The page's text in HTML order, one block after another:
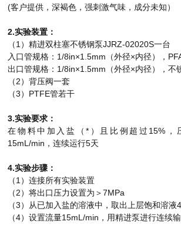
(客户提供，深褐色，强刺激气味，成分未知）
2.实验装置：
（1）精进双柱塞不锈钢泵JJRZ-02020S一台
入口管规格：1/8in×1.5mm（外径×内径），
出口管规格：1/8in×1.5mm（外径×内径），不
（2）背压阀一套
（3）PTFE管若干
3.实验要求：
在物料中加入盐（*）且比例超过15%，
15mL/min，连续运行5天
4.实验步骤：
（1）连接所有实验装置
（2）将出口压力设置为＞7MPa
（3）从已加入盐的溶液中，取出上层饱和溶液
（4）设置流量15mL/min，用精进泵进行连续